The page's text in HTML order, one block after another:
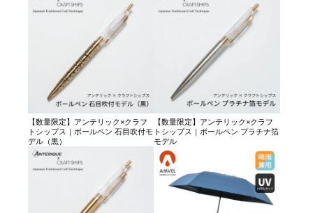
【数量限定】アンテリック×クラフ
トシップス｜ボールペン 石目吹付モ
デル（黒）
【数量限定】アンテリック×クラフ
トシップス｜ボールペン プラチナ箔
モデル